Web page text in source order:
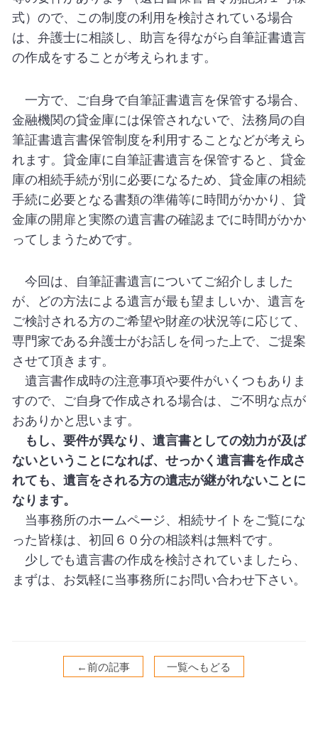
式）ので、この制度の利用を検討されている場合
は、弁護士に相談し、助言を得ながら自筆証書遺言
の作成をすることが考えられます。
一方で、ご自身で自筆証書遺言を保管する場合、
金融機関の貸金庫には保管されないで、法務局の自
筆証書遺言書保管制度を利用することなどが考えら
れます。貸金庫に自筆証書遺言を保管すると、貸金
庫の相続手続が別に必要になるため、貸金庫の相続
手続に必要となる書類の準備等に時間がかかり、貸
金庫の開扉と実際の遺言書の確認までに時間がかか
ってしまうためです。
今回は、自筆証書遺言についてご紹介しました
が、どの方法による遺言が最も望ましいか、遺言を
ご検討される方のご希望や財産の状況等に応じて、
専門家である弁護士がお話しを伺った上で、ご提案
させて頂きます。
遺言書作成時の注意事項や要件がいくつもありま
すので、ご自身で作成される場合は、ご不明な点が
おありかと思います。
もし、要件が異なり、遺言書としての効力が及ば
ないということになれば、せっかく遺言書を作成さ
れても、遺言をされる方の遺志が継がれないことに
なります。
当事務所のホームページ、相続サイトをご覧にな
った皆様は、初回６０分の相談料は無料です。
少しでも遺言書の作成を検討されていましたら、
まずは、お気軽に当事務所にお問い合わせ下さい。
←前の記事 一覧へもどる